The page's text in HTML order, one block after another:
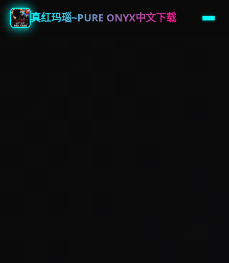
真红玛瑙~PURE ONYX中文下载